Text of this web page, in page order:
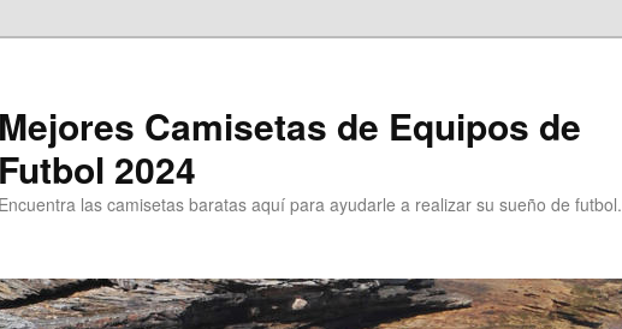
Mejores Camisetas de Equipos de
Futbol 2024
Encuentra las camisetas baratas aquí para ayudarle a realizar su sueño de futbol.